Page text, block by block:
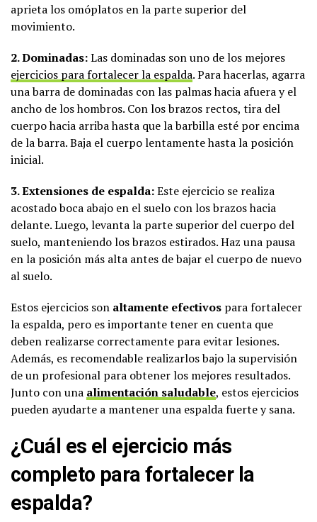
aprieta los omóplatos en la parte superior del
movimiento.
2. Dominadas:Las dominadas son uno de los mejores
ejercicios para fortalecer la espalda. Para hacerlas, agarra
una barra de dominadas con las palmas hacia afuera y el
ancho de los hombros. Con los brazos rectos, tira del
cuerpo hacia arriba hasta que la barbilla esté por encima
de la barra. Baja el cuerpo lentamente hasta la posición
inicial.
3. Extensiones de espalda:Este ejercicio se realiza
acostado boca abajo en el suelo con los brazos hacia
delante. Luego, levanta la parte superior del cuerpo del
suelo, manteniendo los brazos estirados. Haz una pausa
en la posición más alta antes de bajar el cuerpo de nuevo
al suelo.
Estos ejercicios son altamente efectivos para fortalecer
la espalda, pero es importante tener en cuenta que
deben realizarse correctamente para evitar lesiones.
Además, es recomendable realizarlos bajo la supervisión
de un profesional para obtener los mejores resultados.
Junto con una alimentación saludable, estos ejercicios
pueden ayudarte a mantener una espalda fuerte y sana.
¿Cuál es el ejercicio más
completo para fortalecer la
espalda?